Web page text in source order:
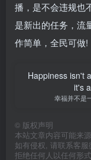
播，是不会违规也
是新出的任务，流
作简单，全民可做!
Happiness isn't
it's
幸福并不是
© 版权声明
本站文章内容可能来
如有侵权, 请联系客服
拒绝任何人以任何形